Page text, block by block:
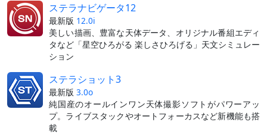
ステラナビゲータ12
最新版 12.0i
美しい描画、豊富な天体データ、オリジナル番組エディ
タなど「星空ひろがる 楽しさひろげる」天文シミュレー
ション
ステラショット3
最新版 3.0o
純国産のオールインワン天体撮影ソフトがパワーアッ
プ。ライブスタックやオートフォーカスなど新機能も搭
載